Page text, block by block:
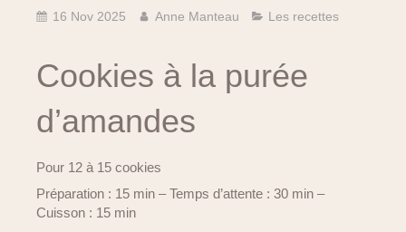
16 Nov 2025 Anne Manteau Les recettes
Cookies à la purée
d’amandes
Pour 12 à 15 cookies
Préparation : 15 min – Temps d’attente : 30 min –
Cuisson : 15 min